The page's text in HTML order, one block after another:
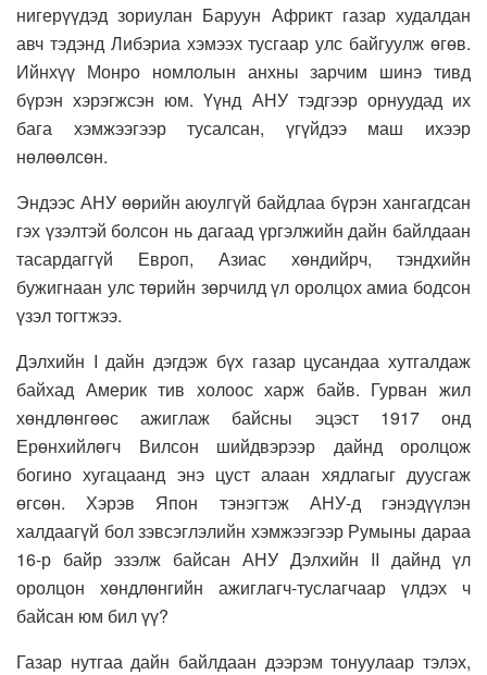
нигерүүдэд зориулан Баруун Африкт газар худалдан
авч тэдэнд Либэриа хэмээх тусгаар улс байгуулж өгөв.
Ийнхүү Монро номлолын анхны зарчим шинэ тивд
бүрэн хэрэгжсэн юм. Үүнд АНУ тэдгээр орнуудад их
бага хэмжээгээр тусалсан, үгүйдээ маш ихээр
нөлөөлсөн.
Эндээс АНУ өөрийн аюулгүй байдлаа бүрэн хангагдсан
гэх үзэлтэй болсон нь дагаад үргэлжийн дайн байлдаан
тасардаггүй Европ, Азиас хөндийрч, тэндхийн
бужигнаан улс төрийн зөрчилд үл оролцох амиа бодсон
үзэл тогтжээ.
Дэлхийн I дайн дэгдэж бүх газар цусандаа хутгалдаж
байхад Америк тив холоос харж байв. Гурван жил
хөндлөнгөөс ажиглаж байсны эцэст 1917 онд
Ерөнхийлөгч Вилсон шийдвэрээр дайнд оролцож
богино хугацаанд энэ цуст алаан хядлагыг дуусгаж
өгсөн. Хэрэв Япон тэнэгтэж АНУ-д гэнэдүүлэн
халдаагүй бол зэвсэглэлийн хэмжээгээр Румыны дараа
16-р байр эзэлж байсан АНУ Дэлхийн II дайнд үл
оролцон хөндлөнгийн ажиглагч-туслагчаар үлдэх ч
байсан юм бил үү?
Газар нутгаа дайн байлдаан дээрэм тонуулаар тэлэх,